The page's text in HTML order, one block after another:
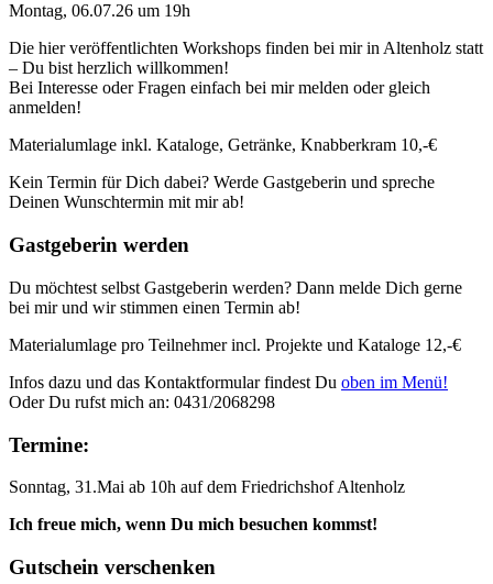
Montag, 06.07.26 um 19h
Die hier veröffentlichten Workshops finden bei mir in Altenholz statt
– Du bist herzlich willkommen!
Bei Interesse oder Fragen einfach bei mir melden oder gleich
anmelden!
Materialumlage inkl. Kataloge, Getränke, Knabberkram 10,-€
Kein Termin für Dich dabei? Werde Gastgeberin und spreche
Deinen Wunschtermin mit mir ab!
Gastgeberin werden
Du möchtest selbst Gastgeberin werden? Dann melde Dich gerne
bei mir und wir stimmen einen Termin ab!
Materialumlage pro Teilnehmer incl. Projekte und Kataloge 12,-€
Infos dazu und das Kontaktformular findest Du oben im Menü!
Oder Du rufst mich an: 0431/2068298
Termine:
Sonntag, 31.Mai ab 10h auf dem Friedrichshof Altenholz
Ich freue mich, wenn Du mich besuchen kommst!
Gutschein verschenken